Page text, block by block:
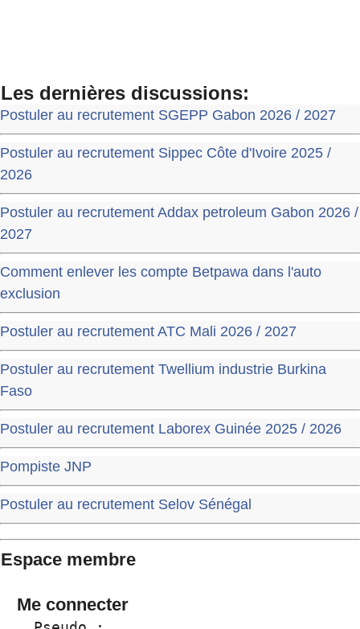
Les dernières discussions:
Postuler au recrutement SGEPP Gabon 2026 / 2027
Postuler au recrutement Sippec Côte d'Ivoire 2025 /
2026
Postuler au recrutement Addax petroleum Gabon 2026 /
2027
Comment enlever les compte Betpawa dans l'auto
exclusion
Postuler au recrutement ATC Mali 2026 / 2027
Postuler au recrutement Twellium industrie Burkina
Faso
Postuler au recrutement Laborex Guinée 2025 / 2026
Pompiste JNP
Postuler au recrutement Selov Sénégal
Espace membre
Me connecter